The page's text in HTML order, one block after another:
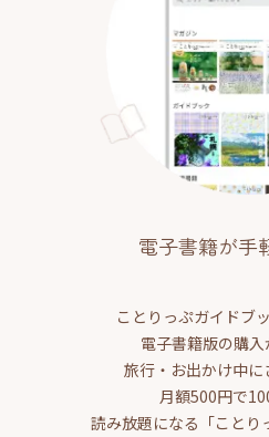
電子書籍が手
ことりっぷガイドブ
電子書籍版の購入
旅行・お出かけ中
月額500円で
読み放題になる「ことり